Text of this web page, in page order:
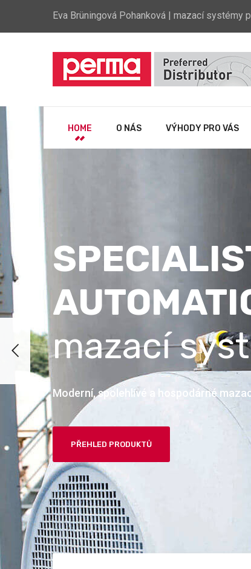
Eva Brüningová Pohanková | mazací systémy
HOME O NÁS VÝHODY PRO VÁS
mazací
Moderní, spolehlivé a hospodárné
PŘEHLED PRODUKTŮ